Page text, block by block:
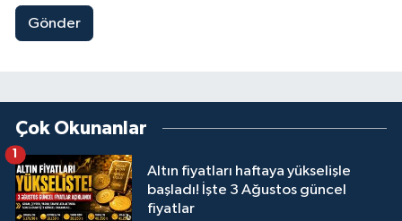
Gönder
Çok Okunanlar
Altın fiyatları haftaya yükselişle
başladı! İşte 3 Ağustos güncel
fiyatlar